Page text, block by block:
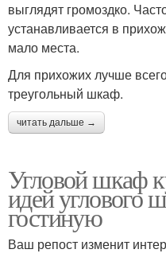
выглядят громоздко.
устанавливается в
мало места.
Для прихожих лучше
треугольный шкаф.
читать дальше →
Угловой шкаф
идей углового
гостиную
Ваш репост изменит